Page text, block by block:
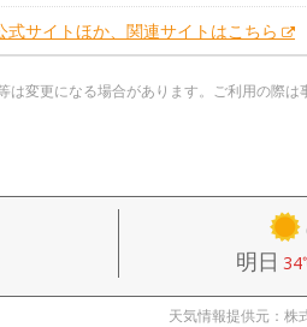
式サイトほか、関連サイトはこちら
変更になる場合があります。ご利用の際は
明日
天気情報提供元：株